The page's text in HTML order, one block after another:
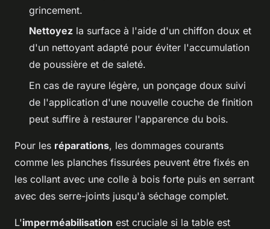
grincement.
Nettoyez la surface à l'aide d'un chiffon doux et
d'un nettoyant adapté pour éviter l'accumulation
de poussière et de saleté.
En cas de rayure légère, un ponçage doux suivi
de l'application d'une nouvelle couche de finition
peut suffire à restaurer l'apparence du bois.
Pour les réparations, les dommages courants
comme les planches fissurées peuvent être fixés en
les collant avec une colle à bois forte puis en serrant
avec des serre-joints jusqu'à séchage complet.
L'imperméabilisation est cruciale si la table est